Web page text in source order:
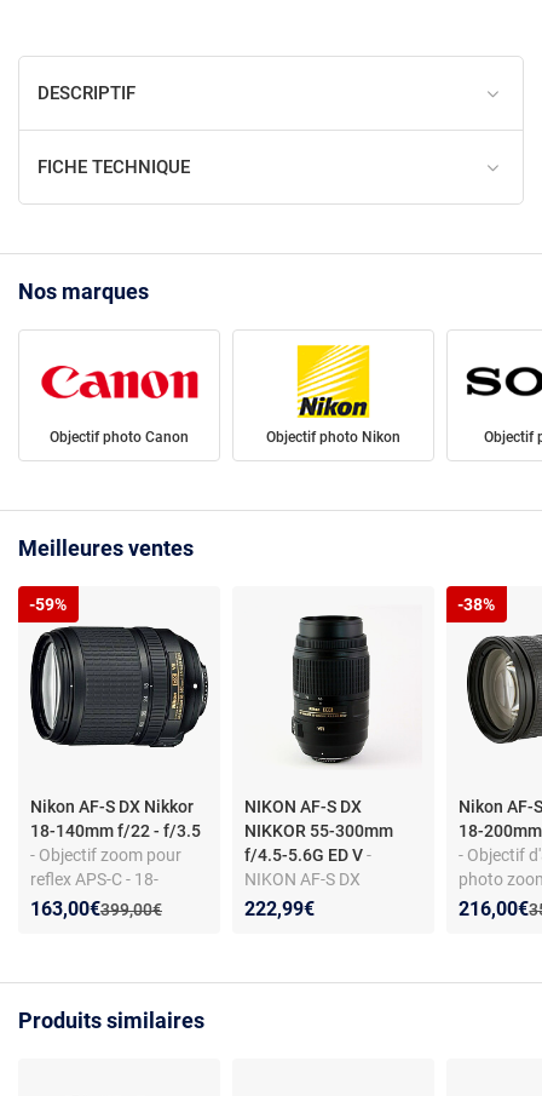
DESCRIPTIF
FICHE TECHNIQUE
Nos marques
Objectif photo Canon Objectif photo Nikon Objectif
Meilleures ventes
Nikon AF-S DX Nikkor
18-140mm f/22 - f/3.5
- Objectif zoom pour
reflex APS-C - 18-
140mm - f/3.5-5.6 - VR
Ancien prix :
399,00€
Nouveau prix :
163,00€
Réduction de :
-59%
NIKON AF-S DX
NIKKOR 55-300mm
f/4.5-5.6G ED V-
NIKON AF-S DX
NIKKOR 55-300mm
222,99€
Nikon AF-
18-
- Objectif
photo
- Monture
Nouveau
216,00€
-38%
Produits similaires